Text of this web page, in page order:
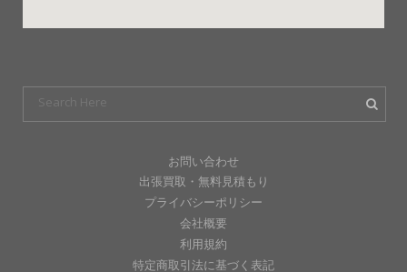
お問い合わせ
出張買取・無料見積もり
プライバシーポリシー
会社概要
利用規約
特定商取引法に基づく表記